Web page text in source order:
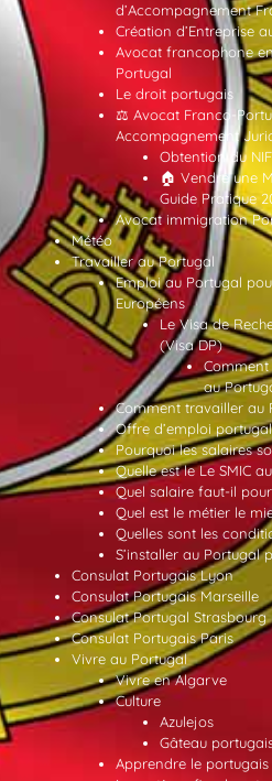
d’Accompagnement
Création d’Entreprise
Avocat francophone
Portugal
Le droit portugais
⚖️ Avocat Franco-
Accompagnement
Obtention du
🏠 Vendre une
Guide Pratique
Avocat immigration
Météo
Travailler au Portugal
Emploi au Portugal
Européens
Le Visa de
(Visa DP)
au
Comment travailler au
Offre d’emploi
Pourquoi les salaires
Quelle est le Le SMIC
Quel salaire faut-il
Quel est le métier le
Quelles sont les
S’installer au Portugal
Consulat Portugais Lyon
Consulat Portugais Marseille
Consulat Portugal Strasbourg
Consulat Portugais Paris
Vivre au Portugal
Vivre en Algarve
Culture
Azulejos
Gâteau
Apprendre le